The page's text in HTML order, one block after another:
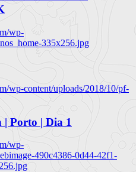
wp-
335x256.jpg
wp-content/uploads/2018/10/pf-
| Porto | Dia 1
wp-
490c4386-0d44-42f1-